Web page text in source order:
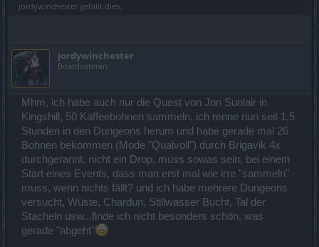
jordywinchester gefällt dies.
jordywinchester
Boardveteran
Mhm, ich habe auch nur die Quest von Jon Sunlair in
Kingshill, 50 Kaffeebohnen sammeln, ich renne nun seit 1,5
Stunden in den Dungeons herum und habe gerade mal 26
Bohnen bekommen (Mode "Qualvoll") durch Brigavik 4x
durchgerannt, nicht ein Drop, muss sowas sein, bei einem
Start eines Events, dass man erst mal wie irre "sammeln"
muss, wenn nichts fällt? und ich habe mehrere Dungeons
versucht, Wüste, Chardun, Stillwasser Bucht, Tal der
Stacheln usw...finde ich nicht besonders schön, was
gerade "abgeht"